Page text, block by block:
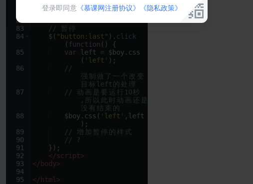
82
83
84
85
86
87
88
89
90
91
92
93
94
95
}, 10000);
});
//
暂 停
$( "button:last" ) . click
(function ( )
{
var left = $boy. css
( 'left' ) ;
//
强 制 做 了 一 个 改 变
目 标left的 处
//
动 画 是 要 运 行 10秒
, 所 以 此 时 动 画 还
是
没 有 结 束
的
$boy. css ( 'left' , left
) ;
//
增 加 暂 停 的 样
式
// ?
}) ;
</script>
</ body>
</ html >
登录即同意 《慕课网注册协议》 《隐私政策》